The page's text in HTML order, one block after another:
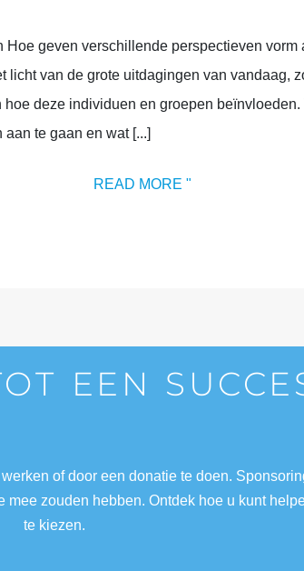
geven verschillende perspectieven
licht van de grote uitdagingen van vandaag,
deze individuen en groepen
te gaan en wat [...]
READ MORE "
EEN
of door een donatie te doen.
zouden hebben. Ontdek hoe u kunt
te kiezen.